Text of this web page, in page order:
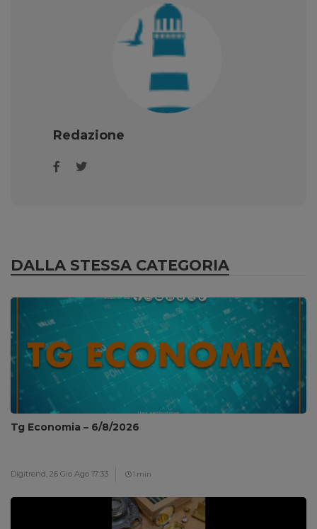
Redazione
DALLA STESSA CATEGORIA
Tg Economia – 6/8/2026
Digitrend, 26 Gio Ago 17:33 1 min